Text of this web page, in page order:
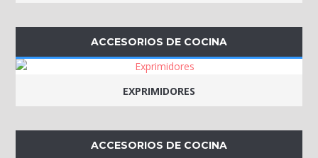
ACCESORIOS DE COCINA
EXPRIMIDORES
ACCESORIOS DE COCINA